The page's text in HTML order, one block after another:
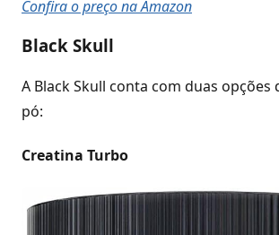
Confira o preço na Amazon
Black Skull
A Black Skull conta com duas opções
pó:
Creatina Turbo